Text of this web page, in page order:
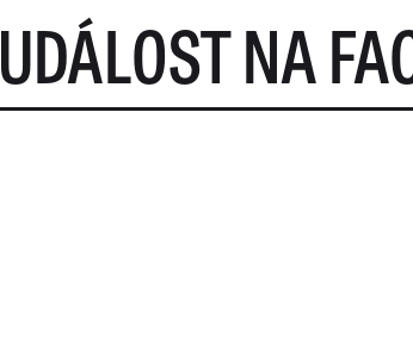
UDÁLOST NA